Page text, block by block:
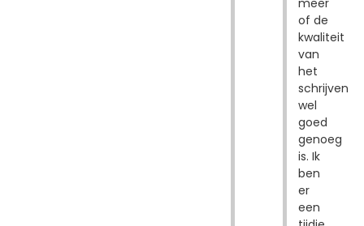
meer
of de
kwaliteit
van
het
schrijven
wel
goed
genoeg
is. Ik
ben
er
een